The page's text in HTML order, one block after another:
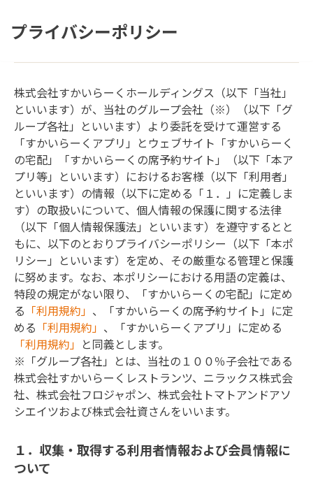
プライバシーポリシー
株式会社すかいらーくホールディングス（以下「当社」
といいます）が、当社のグループ会社（※）（以下「グ
ループ各社」といいます）より委託を受けて運営する
「すかいらーくアプリ」とウェブサイト「すかいらーく
の宅配」「すかいらーくの席予約サイト」（以下「本ア
プリ等」といいます）におけるお客様（以下「利用者」
といいます）の情報（以下に定める「１．」に定義しま
す）の取扱いについて、個人情報の保護に関する法律
（以下「個人情報保護法」といいます）を遵守するとと
もに、以下のとおりプライバシーポリシー（以下「本ポ
リシー」といいます）を定め、その厳重なる管理と保護
に努めます。なお、本ポリシーにおける用語の定義は、
特段の規定がない限り、「すかいらーくの宅配」に定め
る 「利用規約」 、「すかいらーくの席予約サイト」に定
める 「利用規約」 、「すかいらーくアプリ」に定める
「利用規約」 と同義とします。
※「グループ各社」とは、当社の１００％子会社である
株式会社すかいらーくレストランツ、ニラックス株式会
社、株式会社フロジャポン、株式会社トマトアンドアソ
シエイツおよび株式会社資さんをいいます。
１．収集・取得する利用者情報および会員情報に
ついて